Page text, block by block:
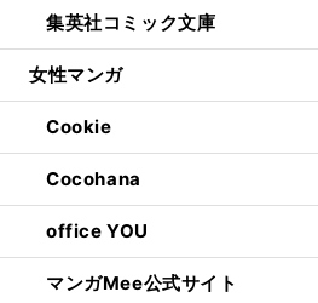
集英社コミック文庫
女性マンガ
Cookie
Cocohana
office YOU
マンガMee公式サイト